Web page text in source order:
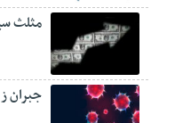
مثلث
جبران